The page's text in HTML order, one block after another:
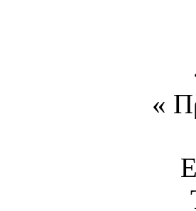
«